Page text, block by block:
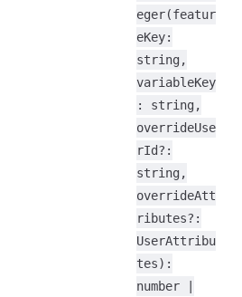
eger(featur
eKey:
string,
variableKey
: string,
overrideUse
rId?:
string,
overrideAtt
ributes?:
UserAttribu
tes):
number |